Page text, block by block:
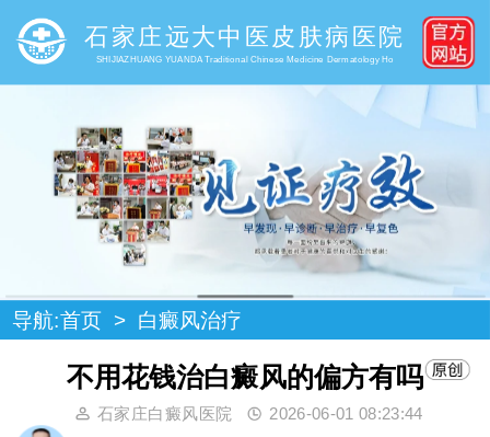
石家庄远大中医皮肤病医院
SHIJIAZHUANG YUANDA Traditional Chinese Medicine Dermatology Ho
导航:首页 > 白癜风治疗
不用花钱治白癜风的偏方有吗
石家庄白癜风医院 2026-06-01 08:23:44